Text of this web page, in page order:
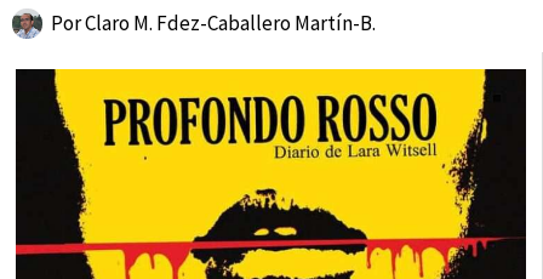
PorClaro M. Fdez-Caballero Martín-B.